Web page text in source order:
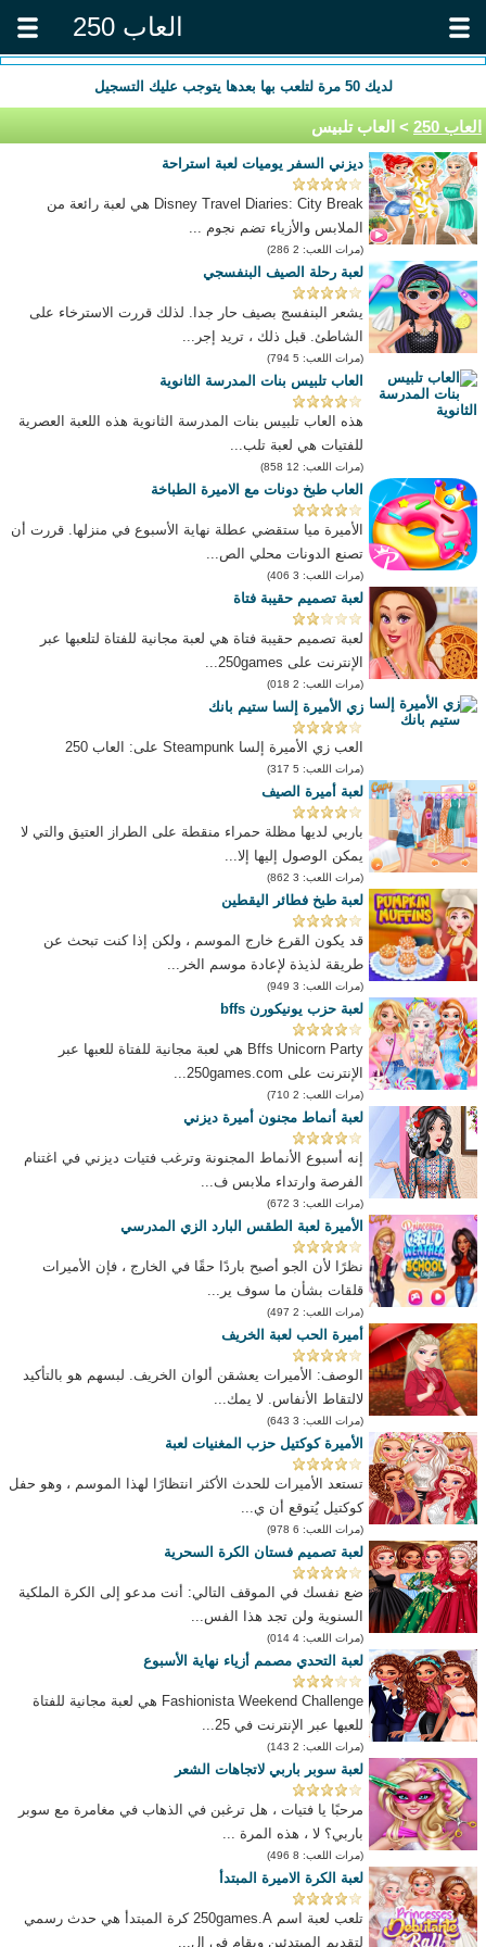
العاب 250
لديك50 مرة لتلعب بها بعدها يتوجب عليك التسجيل
العاب 250 > العاب تلبيس
ديزني السفر يوميات لعبة استراحة
Disney Travel Diaries: City Break هي لعبة رائعة من
الملابس والأزياء تضم نجوم ...
(مرات اللعب: 2 286)
لعبة رحلة الصيف البنفسجي
يشعر البنفسج بصيف حار جدا. لذلك قررت الاسترخاء على
الشاطئ. قبل ذلك ، تريد إجر...
(مرات اللعب: 5 794)
العاب تلبيس بنات المدرسة الثانوية
هذه العاب تلبيس بنات المدرسة الثانوية هذه اللعبة العصرية
للفتيات هي لعبة تلب...
(مرات اللعب: 12 858)
العاب طبخ دونات مع الاميرة الطباخة
الأميرة ميا ستقضي عطلة نهاية الأسبوع في منزلها. قررت أن
تصنع الدونات محلي الص...
(مرات اللعب: 3 406)
لعبة تصميم حقيبة فتاة
لعبة تصميم حقيبة فتاة هي لعبة مجانية للفتاة لتلعبها عبر
الإنترنت على 250games...
(مرات اللعب: 2 018)
زي الأميرة إلسا ستيم بانك
العب زي الأميرة إلسا Steampunk على: العاب 250
(مرات اللعب: 5 317)
لعبة أميرة الصيف
باربي لديها مظلة حمراء منقطة على الطراز العتيق والتي لا
يمكن الوصول إليها إلا...
(مرات اللعب: 3 862)
لعبة طبخ فطائر اليقطين
قد يكون القرع خارج الموسم ، ولكن إذا كنت تبحث عن
طريقة لذيذة لإعادة موسم الخر...
(مرات اللعب: 3 949)
لعبة حزب يونيكورن bffs
Bffs Unicorn Party هي لعبة مجانية للفتاة للعبها عبر
الإنترنت على 250games.com...
(مرات اللعب: 2 710)
لعبة أنماط مجنون أميرة ديزني
إنه أسبوع الأنماط المجنونة وترغب فتيات ديزني في اغتنام
الفرصة وارتداء ملابس ف...
(مرات اللعب: 3 672)
الأميرة لعبة الطقس البارد الزي المدرسي
نظرًا لأن الجو أصبح باردًا حقًا في الخارج ، فإن الأميرات
قلقات بشأن ما سوف ير...
(مرات اللعب: 2 497)
أميرة الحب لعبة الخريف
الوصف: الأميرات يعشقن ألوان الخريف. لبسهم هو بالتأكيد
لالتقاط الأنفاس. لا يمك...
(مرات اللعب: 3 643)
الأميرة كوكتيل حزب المغنيات لعبة
تستعد الأميرات للحدث الأكثر انتظارًا لهذا الموسم ، وهو حفل
كوكتيل يُتوقع أن ي...
(مرات اللعب: 6 978)
لعبة تصميم فستان الكرة السحرية
ضع نفسك في الموقف التالي: أنت مدعو إلى الكرة الملكية
السنوية ولن تجد هذا الفس...
(مرات اللعب: 4 014)
لعبة التحدي مصمم أزياء نهاية الأسبوع
Fashionista Weekend Challenge هي لعبة مجانية للفتاة
للعبها عبر الإنترنت في 25...
(مرات اللعب: 2 143)
لعبة سوبر باربي لاتجاهات الشعر
مرحبًا يا فتيات ، هل ترغبن في الذهاب في مغامرة مع سوبر
باربي؟ لا ، هذه المرة ...
(مرات اللعب: 8 496)
لعبة الكرة الاميرة المبتدأ
تلعب لعبة اسم 250games.A كرة المبتدأ هي حدث رسمي
لتقديم المبتدئين ويقام في ال...